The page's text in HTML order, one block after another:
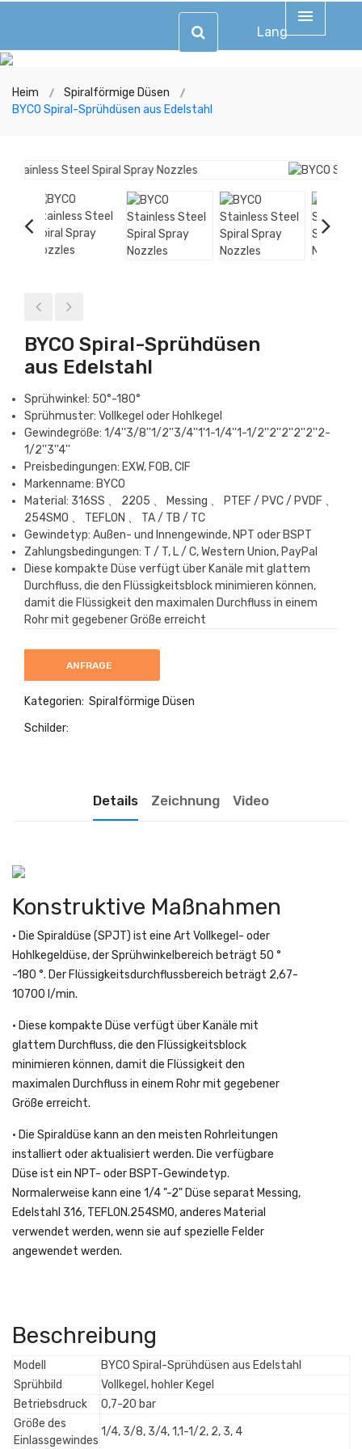
Lang
Heim
Spiralförmige Düsen
BYCO Spiral-Sprühdüsen aus Edelstahl
BYCO Spiral-Sprühdüsen
aus Edelstahl
Sprühwinkel: 50°-180°
Sprühmuster: Vollkegel oder Hohlkegel
Gewindegröße: 1/4''3/8''1/2''3/4''1'1-1/4''1-1/2''2''2''2''2''2-
1/2''3''4''
Preisbedingungen: EXW, FOB, CIF
Markenname: BYCO
Material: 316SS 、 2205 、 Messing 、 PTEF / PVC / PVDF 、
254SMO 、 TEFLON 、 TA / TB / TC
Gewindetyp: Außen- und Innengewinde, NPT oder BSPT
Zahlungsbedingungen: T / T, L / C, Western Union, PayPal
Diese kompakte Düse verfügt über Kanäle mit glattem
Durchfluss, die den Flüssigkeitsblock minimieren können,
damit die Flüssigkeit den maximalen Durchfluss in einem
Rohr mit gegebener Größe erreicht
ANFRAGE
Kategorien: Spiralförmige Düsen
Schilder:
Details Zeichnung Video
Konstruktive Maßnahmen
• Die Spiraldüse (SPJT) ist eine Art Vollkegel- oder
Hohlkegeldüse, der Sprühwinkelbereich beträgt 50 °
-180 °. Der Flüssigkeitsdurchflussbereich beträgt 2,67-
10700 l/min.
• Diese kompakte Düse verfügt über Kanäle mit
glattem Durchfluss, die den Flüssigkeitsblock
minimieren können, damit die Flüssigkeit den
maximalen Durchfluss in einem Rohr mit gegebener
Größe erreicht.
• Die Spiraldüse kann an den meisten Rohrleitungen
installiert oder aktualisiert werden. Die verfügbare
Düse ist ein NPT- oder BSPT-Gewindetyp.
Normalerweise kann eine 1/4 "-2" Düse separat Messing,
Edelstahl 316, TEFLON.254SMO, anderes Material
verwendet werden, wenn sie auf spezielle Felder
angewendet werden.
Beschreibung
Modell
BYCO Spiral-Sprühdüsen aus Edelstahl
Sprühbild
Vollkegel, hohler Kegel
Betriebsdruck
0,7-20 bar
Größe des
Einlassgewindes
1/4, 3/8, 3/4, 1,1-1/2, 2, 3, 4